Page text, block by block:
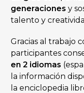
generacionesy
talento y
Gracias al trabajo
participantes
en 2 idiomas
la información
la enciclopedia